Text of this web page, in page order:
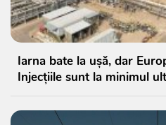
Iarna bate la ușă, dar
Injecțiile sunt la minimul